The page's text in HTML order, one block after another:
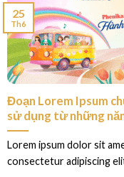
Đoạn Lorem Ipsum
sử dụng từ những
Lorem ipsum dolor sit
consectetur adipiscing
25
Th6